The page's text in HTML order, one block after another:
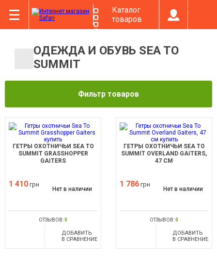
Каталог
товаров
ОДЕЖДА И ОБУВЬ SEA TO
SUMMIT
Фильтр товаров
ГЕТРЫ ОХОТНИЧЬИ SEA TO
SUMMIT GRASSHOPPER
GAITERS
1 410 грн
Нет в наличии
ОТЗЫВОВ:0
ДОБАВИТЬ
В СРАВНЕНИЕ
ГЕТРЫ ОХОТНИЧЬИ SEA TO
SUMMIT OVERLAND GAITERS,
47 СМ
1 786 грн
Нет в наличии
ОТЗЫВОВ:0
ДОБАВИТЬ
В СРАВНЕНИЕ